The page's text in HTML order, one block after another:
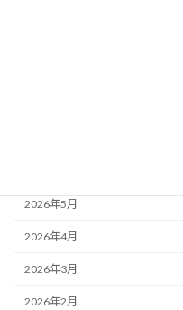
2026年5月
2026年4月
2026年3月
2026年2月